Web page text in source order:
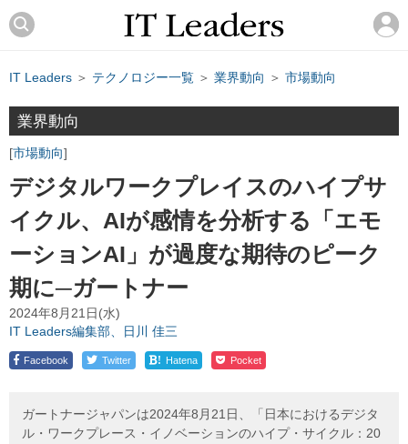
IT Leaders ＞ テクノロジー一覧 ＞ 業界動向 ＞ 市場動向
業界動向
市場動向
デジタルワークプレイスのハイプサ
イクル、AIが感情を分析する「エモ
ーションAI」が過度な期待のピーク
期に─ガートナー
2024年8月21日(水)
IT Leaders編集部、日川 佳三
Facebook Twitter ! Hatena Pocket
ガートナージャパンは2024年8月21日、「日本におけるデジタ
ル・ワークプレース・イノベーションのハイプ・サイクル：20